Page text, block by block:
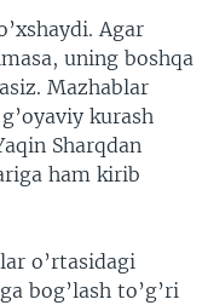
Agar
uning boshqa
Mazhablar
kurash
Sharqdan
ham kirib
o’rtasidagi
bog’lash to’g’ri